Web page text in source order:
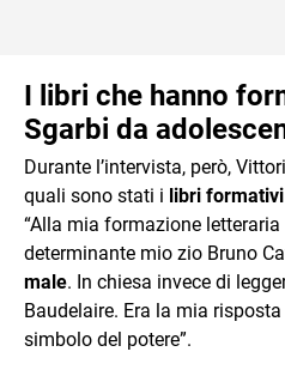
I libri che hanno
Sgarbi da
Durante l’intervista, però,
quali sono stati i libri formativi
“Alla mia formazione
determinante mio zio Bruno
male. In chiesa invece di
Baudelaire. Era la mia
simbolo del potere”.